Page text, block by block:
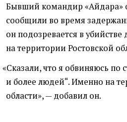
Бывший командир «Айдара»
сообщили во время
он подозревается в убийстве
на территории Ростовской
«Сказали, что я обвиняюсь по
и более людей“. Именно на
области», — добавил он.